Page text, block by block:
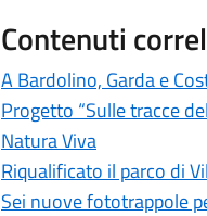
Contenuti
A Bardolino, Garda e
Progetto “Sulle tracce
Natura Viva
Riqualificato il parco di
Sei nuove fototrappole